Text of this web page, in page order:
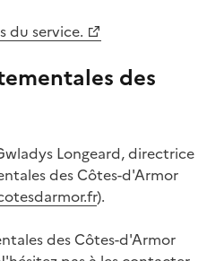
du service.
des
Longeard, directrice
des Côtes-d'Armor
).
des Côtes-d'Armor